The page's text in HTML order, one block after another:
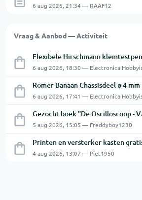
6 aug 2026, 21:34 — RAAF12
Vraag & Aanbod — Activiteit
6 aug 2026, 18:30 — Electronica
Romer Banaan Chassisdeel ø 4
6 aug 2026, 17:41 — Electronica
5 aug 2026, 15:05 — Freddyboy1230
Printen en versterker kasten
4 aug 2026, 13:07 — Piet1950